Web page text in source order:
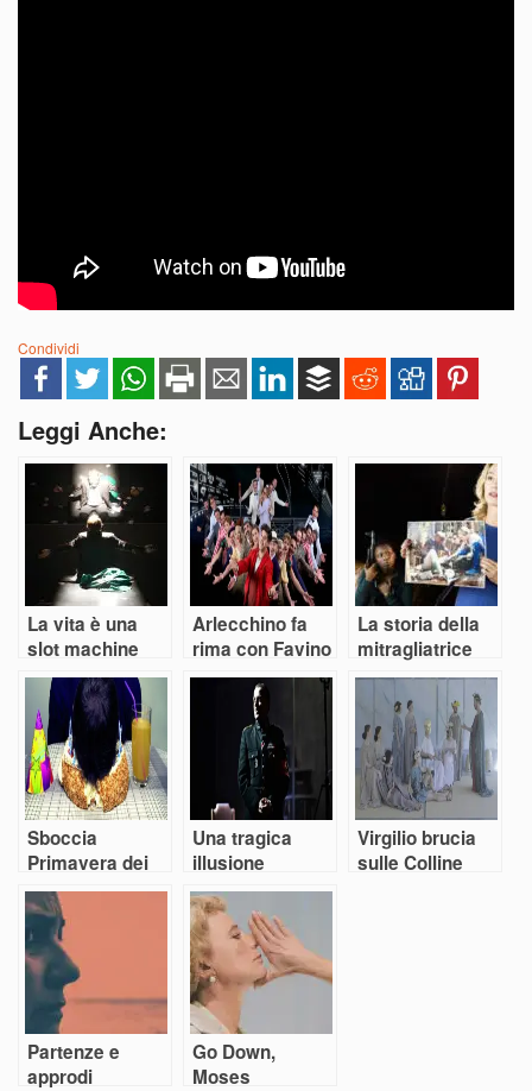
Condividi
Leggi Anche:
La vita è una
slot machine
Arlecchino fa
rima con Favino
La storia della
mitragliatrice
Sboccia
Primavera dei
Teatri
Una tragica
illusione
Virgilio brucia
sulle Colline
Partenze e
approdi
Go Down,
Moses